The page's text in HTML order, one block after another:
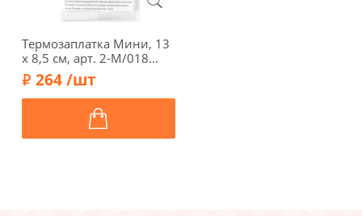
Термозаплатка Мини, 13
х 8,5 см, арт. 2-М/018
(бордовый)
264 /шт